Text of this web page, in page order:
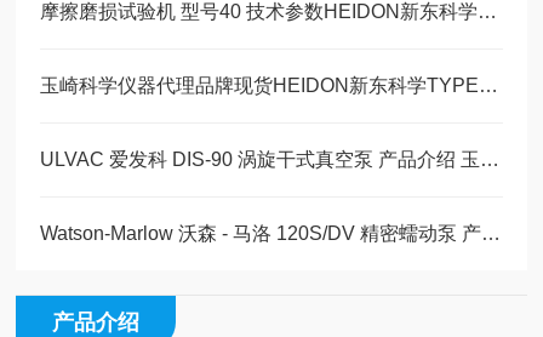
摩擦磨损试验机 型号40 技术参数HEIDON新东科学玉崎科学仪器代理现货供应
玉崎科学仪器代理品牌现货HEIDON新东科学TYPE 25W应变测试装置的技术参数
ULVAC 爱发科 DIS-90 涡旋干式真空泵 产品介绍 玉崎科学仪器原装现货
Watson-Marlow 沃森 - 马洛 120S/DV 精密蠕动泵 产品详情介绍玉崎科学现货
产品介绍